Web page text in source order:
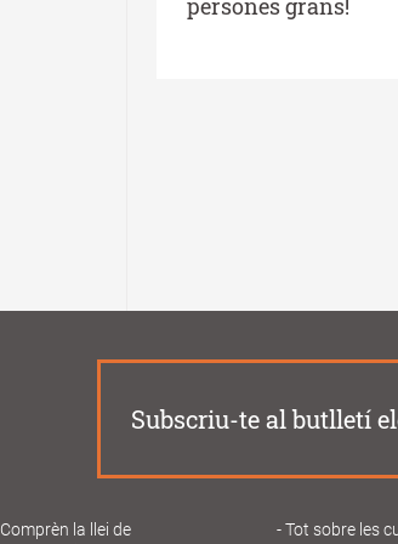
persones grans!
Subscriu-te al butlletí
Comprèn la llei de
Tot sobre les